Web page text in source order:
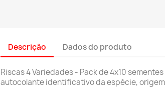
Descrição Dados do produto
Riscas 4 Variedades - Pack de 4x10
autocolante identificativo da espécie,